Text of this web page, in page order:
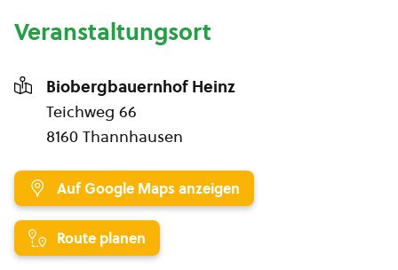
Veranstaltungsort
Biobergbauernhof Heinz
Teichweg 66
8160 Thannhausen
Auf Google Maps anzeigen
Route planen